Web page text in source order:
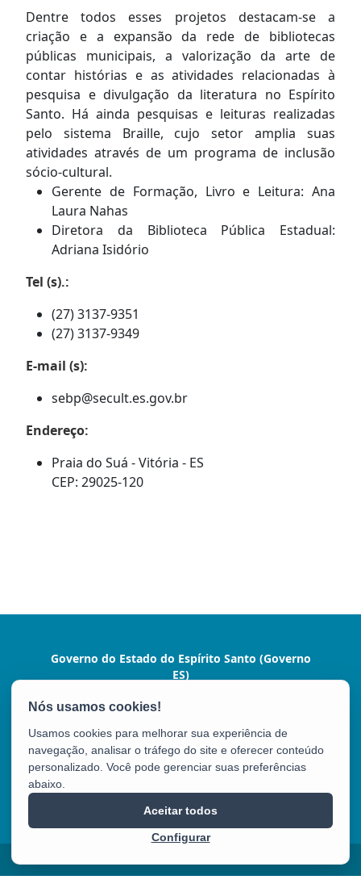
Dentre todos esses projetos destacam-se a
criação e a expansão da rede de bibliotecas
públicas municipais, a valorização da arte de
contar histórias e as atividades relacionadas à
pesquisa e divulgação da literatura no Espírito
Santo. Há ainda pesquisas e leituras realizadas
pelo sistema Braille, cujo setor amplia suas
atividades através de um programa de inclusão
sócio-cultural.
Gerente de Formação, Livro e Leitura: Ana
Laura Nahas
Diretora da Biblioteca Pública Estadual:
Adriana Isidório
Tel (s).:
(27) 3137-9351
(27) 3137-9349
E-mail (s):
sebp@secult.es.gov.br
Endereço:
Praia do Suá - Vitória - ES
CEP: 29025-120
Governo do Estado do Espírito Santo (Governo
ES)
Praça João Clímaco, 142 - Cidade Alta, Centro
Tel.: (27) 3636-1024
Usamos cookies para melhorar sua experiência de
navegação, analisar o tráfego do site e oferecer conteúdo
personalizado. Você pode gerenciar suas preferências
abaixo.
Configurar
Aceitar todos